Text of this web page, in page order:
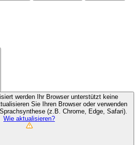
werden
Ihr Browser unterstützt keine
Sie Ihren Browser oder verwenden
(z.B. Chrome, Edge, Safari).
Wie aktualisieren?